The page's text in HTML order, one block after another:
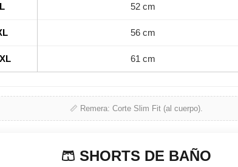
L 52 cm
56 cm
61 cm
📏 Remera: Corte Slim Fit (al cuerpo).
🩳 SHORTS DE BAÑO